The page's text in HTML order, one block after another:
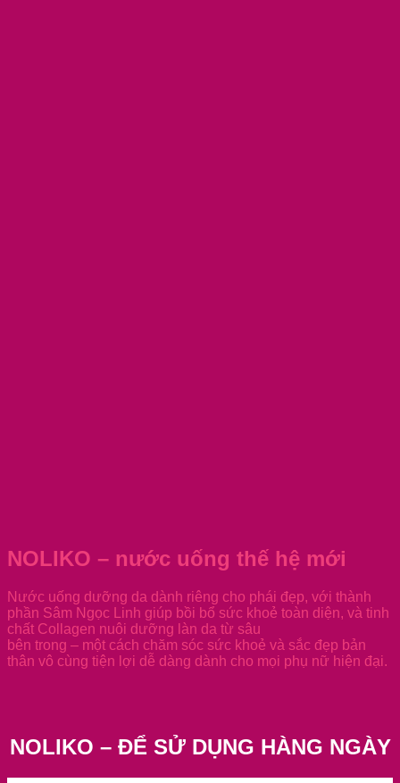
NOLIKO – nước uống thế hệ mới
Nước uống dưỡng da dành riêng cho phái đẹp, với thành
phần Sâm Ngọc Linh giúp bồi bổ sức khoẻ toàn diện, và tinh
chất Collagen nuôi dưỡng làn da từ sâu
bên trong – một cách chăm sóc sức khoẻ và sắc đẹp bản
thân vô cùng tiện lợi dễ dàng dành cho mọi phụ nữ hiện đại.
NOLIKO – ĐỂ SỬ DỤNG HÀNG NGÀY